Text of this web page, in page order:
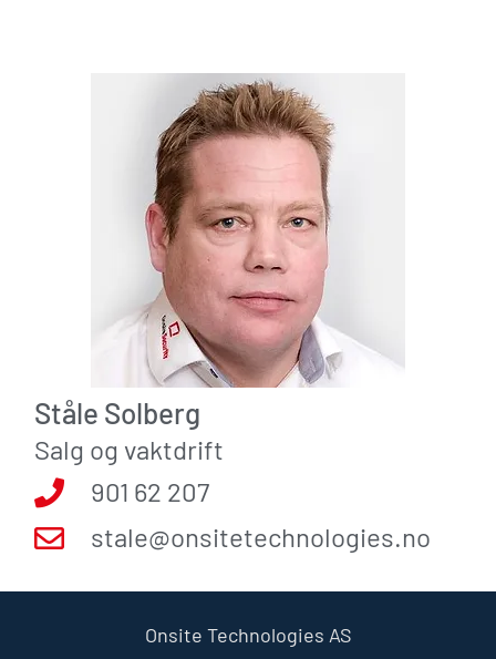
Ståle Solberg
Salg og vaktdrift
901 62 207
stale@onsitetechnologies.no
Onsite Technologies AS